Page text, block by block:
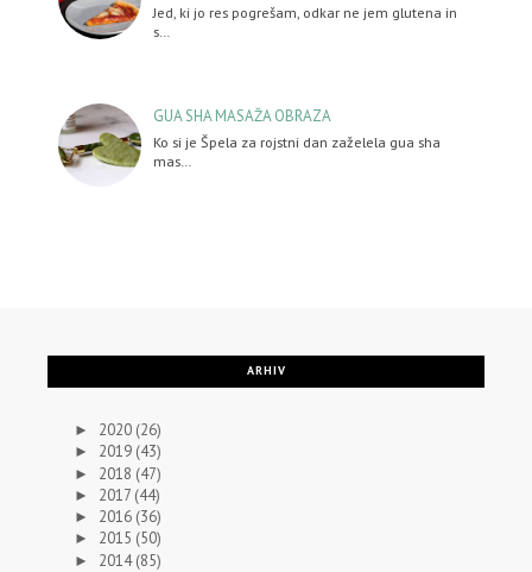
Jed, ki jo res pogrešam, odkar ne jem glutena in
s…
GUA SHA MASAŽA OBRAZA
Ko si je Špela za rojstni dan zaželela gua sha
mas…
ARHIV
► 2020 (26)
► 2019 (43)
► 2018 (47)
► 2017 (44)
► 2016 (36)
► 2015 (50)
► 2014(85)